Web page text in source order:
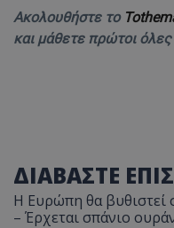
Ακολουθήστε το
και μάθετε πρώτοι όλες
ΔΙΑΒΑΣΤΕ
Η Ευρώπη θα βυθιστεί
– Έρχεται σπάνιο